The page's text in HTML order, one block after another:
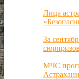
Лица
За
сюрпризов
МЧС
Астрахани